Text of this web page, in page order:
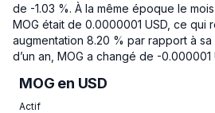
de -1.03 %. À la même époque le
MOG était de 0.0000001 USD, ce qui
augmentation 8.20 % par rapport à
d’un an, MOG a changé de -0.000001
MOG en USD
Actif